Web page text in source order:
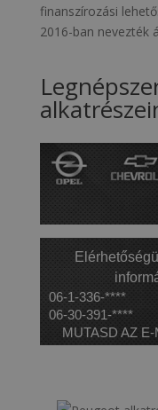
finanszírozási
2016-ban nevezték
06-1-336-****
06-30-391-****
MUTASD AZ